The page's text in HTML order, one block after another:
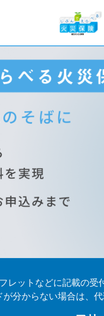
レットなどに記載の受
が分からない場合は、